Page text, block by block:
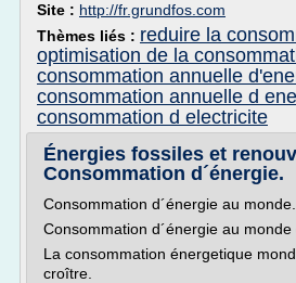
Site : http://fr.grundfos.com
Thèmes liés : reduire la
optimisation de la
consommation annuelle
consommation annuelle d
consommation d electricite
Énergies fossiles et
Consommation d´énergie.
Consommation d´énergie au monde.
Consommation d´énergie au
La consommation énergetique
croître.